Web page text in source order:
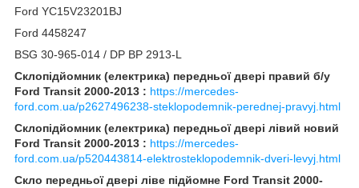
Ford YC15V23201BJ
Ford 4458247
BSG 30-965-014 / DP BP 2913-L
Склопідйомник (електрика) передньої двері правий б/у
Ford Transit 2000-2013 : https://mercedes-
ford.com.ua/p2627496238-steklopodemnik-perednej-pravyj.html
Склопідйомник (електрика) передньої двері лівий новий
Ford Transit 2000-2013 : https://mercedes-
ford.com.ua/p520443814-elektrosteklopodemnik-dveri-levyj.html
Скло передньої двері ліве підйомне Ford Transit 2000-